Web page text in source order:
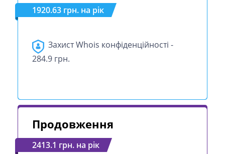
1920.63 грн. на рік
Захист Whois конфіденційності -
284.9 грн.
Продовження
2413.1 грн. на рік